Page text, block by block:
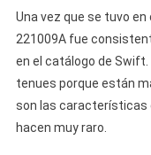
Una vez que se tuvo en
221009A fue
en el catálogo de
tenues porque están
son las características
hacen muy raro.